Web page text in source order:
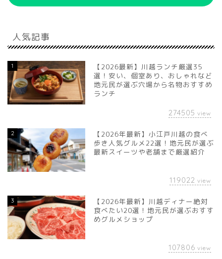
人気記事
1
【2026最新】川越ランチ厳選35
選！安い、個室あり、おしゃれなど
地元民が選ぶ穴場から名物おすすめ
ランチ
274505 view
2
【2026年最新】小江戸川越の食べ
歩き人気グルメ22選！地元民が選ぶ
最新スイーツや老舗まで厳選紹介
119022 view
3
【2026年最新】川越ディナー絶対
食べたい20選！地元民が選ぶおすす
めグルメショップ
107806 view